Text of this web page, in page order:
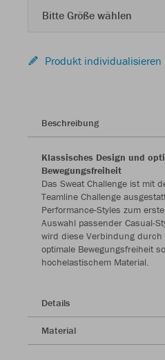
Bitte Größe wählen
Produkt individualisieren
Beschreibung
Klassisches Design und
Bewegungsfreiheit
Das Sweat Challenge ist mit
Teamline Challenge
Performance-Styles zum
Auswahl passender Casual-
wird diese Verbindung durch
optimale Bewegungsfreiheit
hochelastischem Material.
Details
Material